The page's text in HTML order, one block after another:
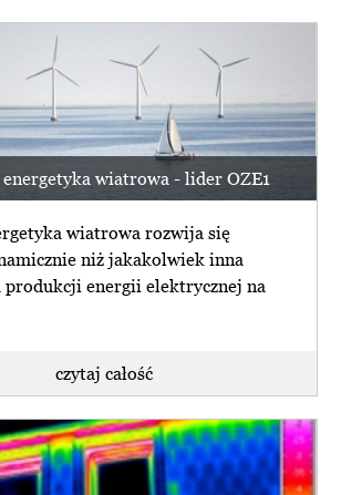
wiatrowa - lider OZE1
wiatrowa rozwija się
niż jakakolwiek inna
produkcji energii elektrycznej na
czytaj całość